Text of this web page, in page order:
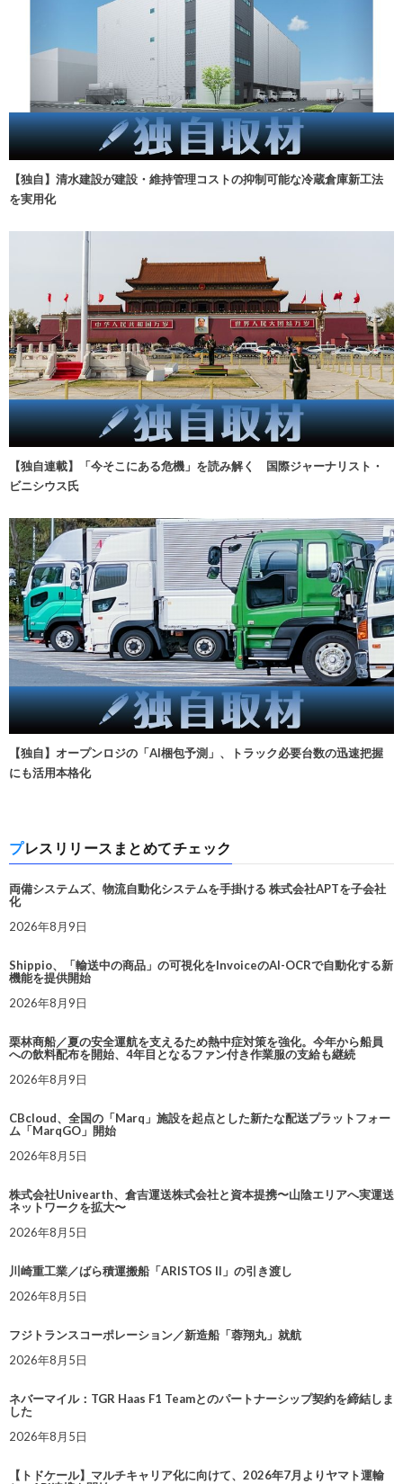
【独自】清水建設が建設・維持管理コストの抑制可能な冷蔵倉庫新工法
を実用化
【独自連載】「今そこにある危機」を読み解く 国際ジャーナリスト・
ビニシウス氏
【独自】オープンロジの「AI梱包予測」、トラック必要台数の迅速把握
にも活用本格化
プレスリリースまとめてチェック
両備システムズ、物流自動化システムを手掛ける 株式会社APTを子会社
化
2026年8月9日
Shippio、「輸送中の商品」の可視化をInvoiceのAI-OCRで自動化する新
機能を提供開始
2026年8月9日
栗林商船／夏の安全運航を支えるため熱中症対策を強化。今年から船員
への飲料配布を開始、4年目となるファン付き作業服の支給も継続
2026年8月9日
CBcloud、全国の「Marq」施設を起点とした新たな配送プラットフォー
ム「MarqGO」開始
2026年8月5日
株式会社Univearth、倉吉運送株式会社と資本提携〜山陰エリアへ実運送
ネットワークを拡大〜
2026年8月5日
川崎重工業／ばら積運搬船「ARISTOS II」の引き渡し
2026年8月5日
フジトランスコーポレーション／新造船「蓉翔丸」就航
2026年8月5日
ネバーマイル：TGR Haas F1 Teamとのパートナーシップ契約を締結しま
した
2026年8月5日
【トドケール】マルチキャリア化に向けて、2026年7月よりヤマト運輸